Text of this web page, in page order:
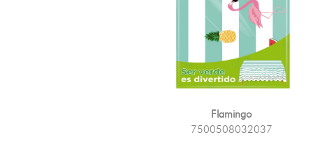
Flamingo
7500508032037